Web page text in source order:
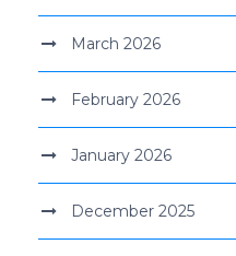
March 2026
February 2026
January 2026
December 2025